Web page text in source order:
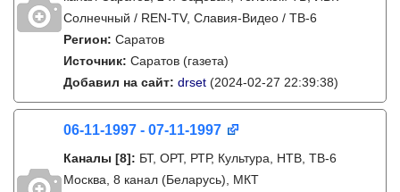
Солнечный / REN-TV, Славия-Видео / ТВ-6
Регион: Саратов
Источник: Саратов (газета)
Добавил на сайт: drset (2024-02-27 22:39:38)
06-11-1997 - 07-11-1997
Каналы [8]: БТ, ОРТ, РТР, Культура, НТВ, ТВ-6
Москва, 8 канал (Беларусь), МКТ